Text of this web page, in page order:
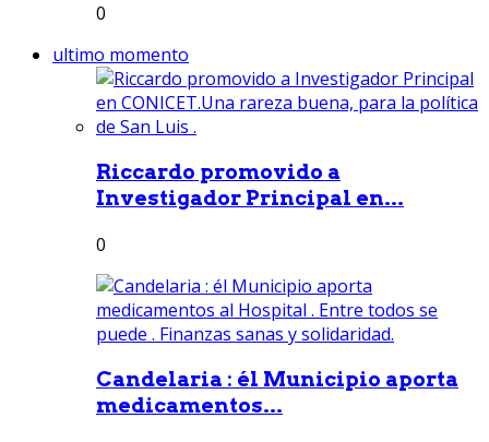
0
ultimo momento
Riccardo promovido a
Investigador Principal en...
0
Candelaria : él Municipio aporta
medicamentos...